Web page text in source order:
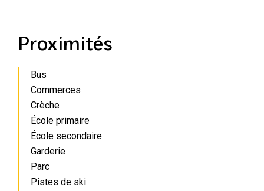
Proximités
Bus
Commerces
Crèche
École primaire
École secondaire
Garderie
Parc
Pistes de ski